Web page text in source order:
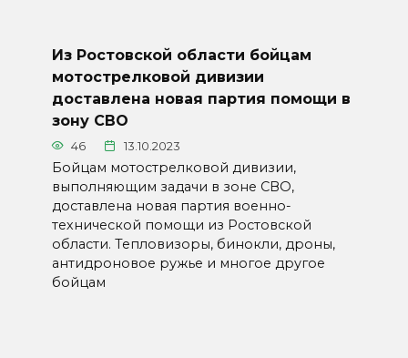
Из Ростовской области бойцам
мотострелковой дивизии
доставлена новая партия помощи в
зону СВО
46 13.10.2023
Бойцам мотострелковой дивизии,
выполняющим задачи в зоне СВО,
доставлена новая партия военно-
технической помощи из Ростовской
области. Тепловизоры, бинокли, дроны,
антидроновое ружье и многое другое
бойцам